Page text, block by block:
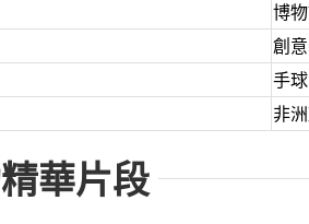
博
創
手
非
華片段